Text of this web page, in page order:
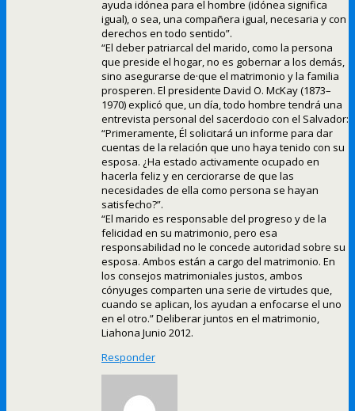
ayuda idónea para el hombre (idónea significa
igual), o sea, una compañera igual, necesaria y con
derechos en todo sentido”.
“El deber patriarcal del marido, como la persona
que preside el hogar, no es gobernar a los demás,
sino asegurarse de·que el matrimonio y la familia
prosperen. El presidente David O. McKay (1873–
1970) explicó que, un día, todo hombre tendrá una
entrevista personal del sacerdocio con el Salvador:
“Primeramente, Él solicitará un informe para dar
cuentas de la relación que uno haya tenido con su
esposa. ¿Ha estado activamente ocupado en
hacerla feliz y en cerciorarse de que las
necesidades de ella como persona se hayan
satisfecho?”.
“El marido es responsable del progreso y de la
felicidad en su matrimonio, pero esa
responsabilidad no le concede autoridad sobre su
esposa. Ambos están a cargo del matrimonio. En
los consejos matrimoniales justos, ambos
cónyuges comparten una serie de virtudes que,
cuando se aplican, los ayudan a enfocarse el uno
en el otro.” Deliberar juntos en el matrimonio,
Liahona Junio 2012.
Responder